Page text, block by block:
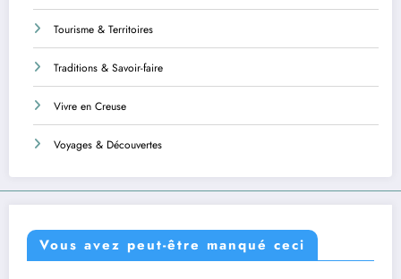
Tourisme & Territoires
Traditions & Savoir-faire
Vivre en Creuse
Voyages & Découvertes
Vous avez peut-être manqué ceci